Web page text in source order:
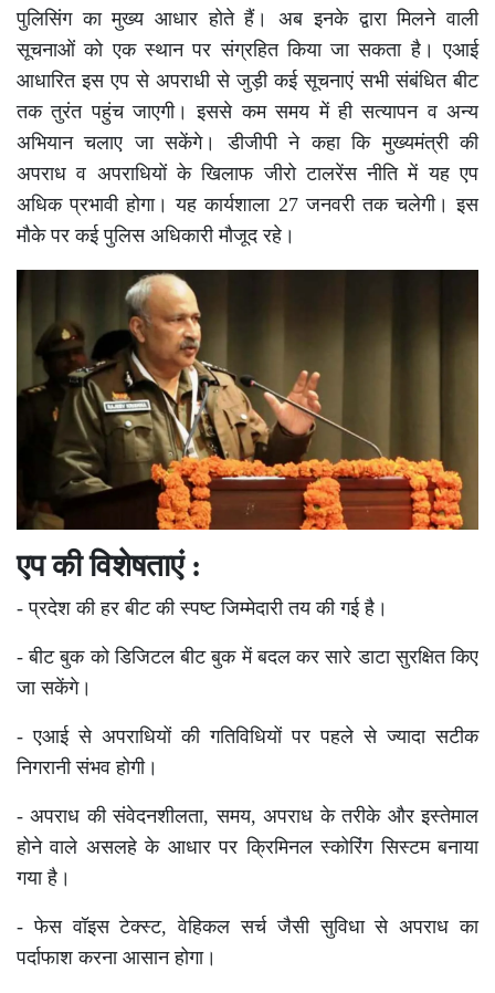
पुलिसिंग का मुख्य आधार होते हैं। अब इनके द्वारा मिलने वाली
सूचनाओं को एक स्थान पर संग्रहित किया जा सकता है। एआई
आधारित इस एप से अपराधी से जुड़ी कई सूचनाएं सभी संबंधित बीट
तक तुरंत पहुंच जाएगी। इससे कम समय में ही सत्यापन व अन्य
अभियान चलाए जा सकेंगे। डीजीपी ने कहा कि मुख्यमंत्री की
अपराध व अपराधियों के खिलाफ जीरो टालरेंस नीति में यह एप
अधिक प्रभावी होगा। यह कार्यशाला 27 जनवरी तक चलेगी। इस
मौके पर कई पुलिस अधिकारी मौजूद रहे।
एप की विशेषताएं :
- प्रदेश की हर बीट की स्पष्ट जिम्मेदारी तय की गई है।
- बीट बुक को डिजिटल बीट बुक में बदल कर सारे डाटा सुरक्षित किए
जा सकेंगे।
- एआई से अपराधियों की गतिविधियों पर पहले से ज्यादा सटीक
निगरानी संभव होगी।
- अपराध की संवेदनशीलता, समय, अपराध के तरीके और इस्तेमाल
होने वाले असलहे के आधार पर क्रिमिनल स्कोरिंग सिस्टम बनाया
गया है।
- फेस वॉइस टेक्स्ट, वेहिकल सर्च जैसी सुविधा से अपराध का
पर्दाफाश करना आसान होगा।